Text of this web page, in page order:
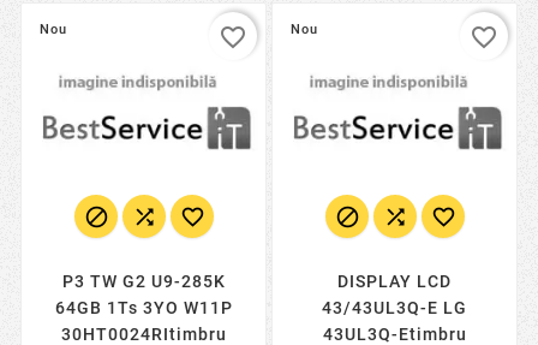
Nou
  
P3 TW G2 U9-285K
64GB 1Ts 3YO W11P
30HT0024RItimbru
favorite_border Nou
  
DISPLAY LCD
43/43UL3Q-E LG
43UL3Q-Etimbru
favorite_border